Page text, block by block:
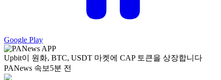
Google Play
Upbit이 원화, BTC, USDT 마켓에 CAP 토큰을 상장합니다
PANews 속보 5분 전